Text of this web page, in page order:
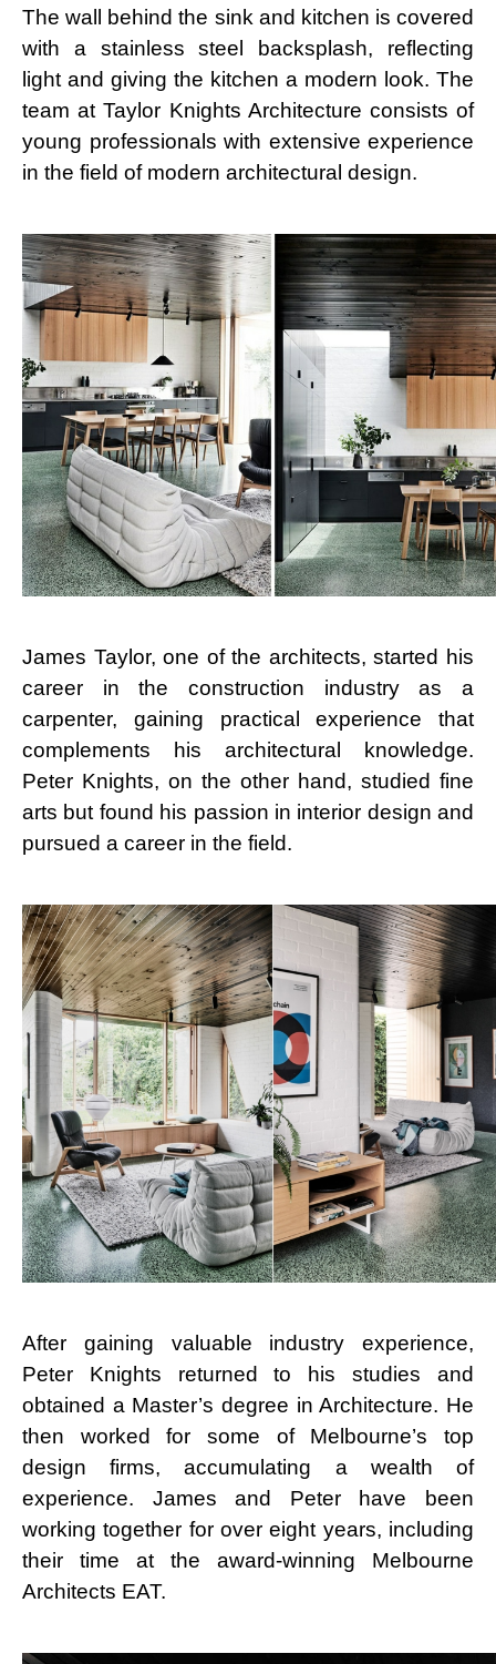
The wall behind the sink and kitchen is covered
with a stainless steel backsplash, reflecting
light and giving the kitchen a modern look. The
team at Taylor Knights Architecture consists of
young professionals with extensive experience
in the field of modern architectural design.
James Taylor, one of the architects, started his
career in the construction industry as a
carpenter, gaining practical experience that
complements his architectural knowledge.
Peter Knights, on the other hand, studied fine
arts but found his passion in interior design and
pursued a career in the field.
After gaining valuable industry experience,
Peter Knights returned to his studies and
obtained a Master’s degree in Architecture. He
then worked for some of Melbourne’s top
design firms, accumulating a wealth of
experience. James and Peter have been
working together for over eight years, including
their time at the award-winning Melbourne
Architects EAT.